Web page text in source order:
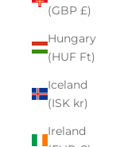
(GBP £)
Hungary
(HUF Ft)
Iceland
(ISK kr)
Ireland